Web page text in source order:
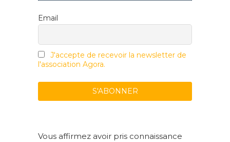
Email
J'accepte de recevoir la newsletter de
l'association Agora.
Vous affirmez avoir pris connaissance